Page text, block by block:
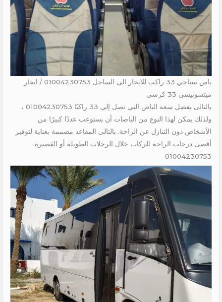
باص سياحي 33 راكب للايجار الى الساحل 01004230753 / ايجار
ميتسوبيشي 33 كرسي
بالتالى بفضل سعة الباص التي تصل إلى 33 راكبًا 01004230753 ،
ولذلك يمكن لهذا النوع من الباصات أن يستوعب عددًا كبيرًا من
الأشخاص دون التنازل عن الراحة. بالتالى المقاعد مصممة بعناية لتوفير
أقصى درجات الراحة للركاب خلال الرحلات الطويلة أو القصيرة.
01004230753